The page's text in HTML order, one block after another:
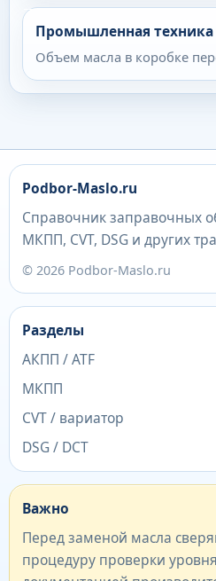
Промышленная техника
Объем масла в коробке
Podbor-Maslo.ru
Справочник заправочных
МКПП, CVT, DSG и других
© 2026 Podbor-Maslo.ru
Разделы
АКПП / ATF
МКПП
CVT / вариатор
DSG / DCT
Важно
Перед заменой масла
процедуру проверки